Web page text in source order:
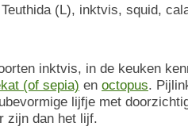
(L), inktvis, squid,
inktvis, in de keuken
(of sepia) en octopus.
lijfje met
zijn dan het lijf.